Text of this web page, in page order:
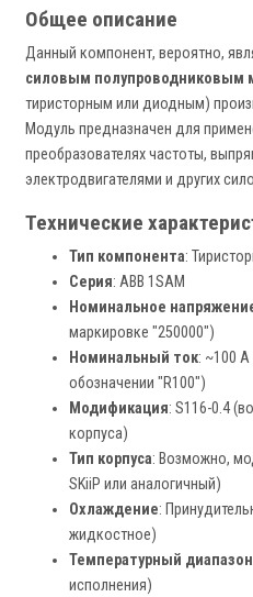
Общее описание
Данный компонент, вероятно,
силовым полупроводниковым
тиристорным или диодным)
Модуль предназначен для
преобразователях частоты,
электродвигателями и других
Технические
Тип компонента:
Серия: ABB 1SAM
Номинальное
маркировке "250000")
Номинальный ток: ~100
обозначении "R100")
Модификация: S116-0.4
корпуса)
Тип корпуса: Возможно,
SKiiP или аналогичный)
Охлаждение:
жидкостное)
Температурный диапазон
исполнения)